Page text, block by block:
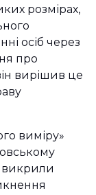
розмірах,
осіб через
про
вирішив це
виміру»
викрили